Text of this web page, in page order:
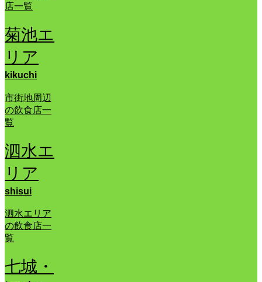
店一覧
菊池エ
リア
kikuchi
市街地周辺
の飲食店一
覧
泗水エ
リア
shisui
泗水エリア
の飲食店一
覧
七城・